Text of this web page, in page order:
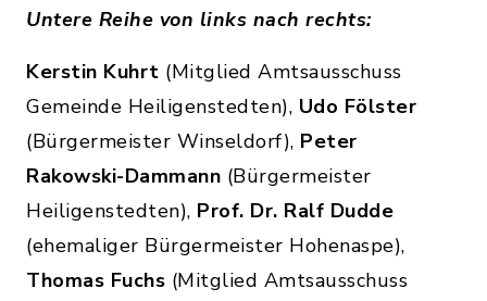
Untere Reihe von links nach rechts:
Kerstin Kuhrt (Mitglied Amtsausschuss
Gemeinde Heiligenstedten), Udo Fölster
(Bürgermeister Winseldorf), Peter
Rakowski-Dammann (Bürgermeister
Heiligenstedten), Prof. Dr. Ralf Dudde
(ehemaliger Bürgermeister Hohenaspe),
Thomas Fuchs (Mitglied Amtsausschuss